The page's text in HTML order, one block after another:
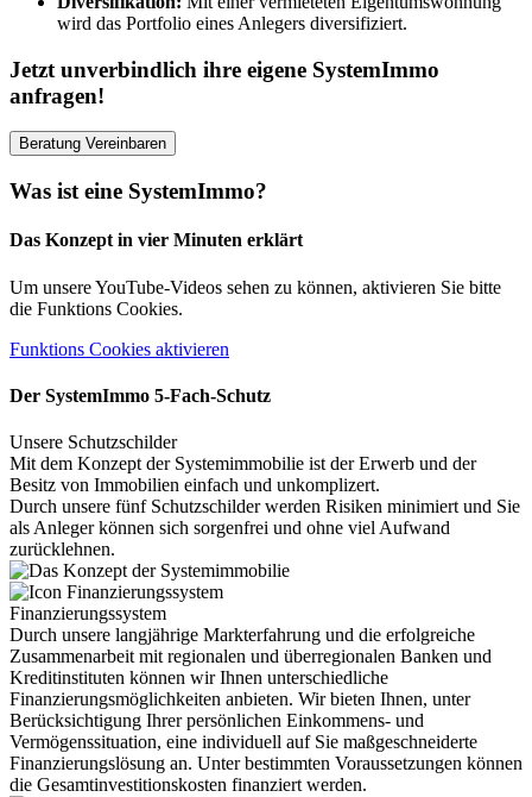
wird das Portfolio eines Anlegers diversifiziert.
Jetzt unverbindlich ihre eigene SystemImmo
anfragen!
Beratung Vereinbaren
Was ist eine SystemImmo?
Das Konzept in vier Minuten erklärt
Um unsere YouTube-Videos sehen zu können, aktivieren Sie bitte
die Funktions Cookies.
Funktions Cookies aktivieren
Der SystemImmo 5-Fach-Schutz
Unsere Schutzschilder
Mit dem Konzept der Systemimmobilie ist der Erwerb und der
Besitz von Immobilien einfach und unkomplizert.
Durch unsere fünf Schutzschilder werden Risiken minimiert und Sie
als Anleger können sich sorgenfrei und ohne viel Aufwand
zurücklehnen.
Finanzierungssystem
Durch unsere langjährige Markterfahrung und die erfolgreiche
Zusammenarbeit mit regionalen und überregionalen Banken und
Kreditinstituten können wir Ihnen unterschiedliche
Finanzierungsmöglichkeiten anbieten. Wir bieten Ihnen, unter
Berücksichtigung Ihrer persönlichen Einkommens- und
Vermögenssituation, eine individuell auf Sie maßgeschneiderte
Finanzierungslösung an. Unter bestimmten Voraussetzungen können
die Gesamtinvestitionskosten finanziert werden.